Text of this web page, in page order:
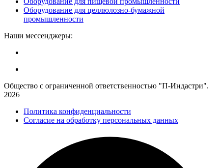
Оборудование для целлюлозно-бумажной
промышленности
Наши мессенджеры:
Общество с ограниченной ответственностью "П-Индастри".
2026
Политика конфиденциальности
Согласие на обработку персональных данных